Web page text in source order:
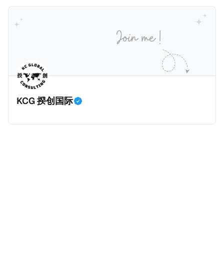
缴税款的记录。虽然他已经公开承认错误，但这一风波
已彻底重创其公众形象，导致多项高奢代言流产。不
过，他不至于被“封杀”，2026年5月15日Netflix的奇幻
动作喜剧《超能路人甲》正式上线，车银优在剧中饰演
主角之一李云情。 我们在这一篇文章将会基于网上信
息，剖析整个事情的来龙去脉。 请注意，由于车银优的
案例并无公开判决信息，网上信息不一定100%准确，
我们已经尽量采纳多方信息，争取以最客观的角度来推
家金融机构，并引致了多家机构被起诉，部分甚至因而
破产。这一篇文章将会结合Correctiv、经合组织、
amaBhungane等国际组织的报告及文章，来给大家剖
Cum，简单来说就是“带股息”或“含股息”。 一家上市公
司宣告了股息，但在股权登记日截止前未支付股息的期
间，就属于“带股息”。比如，中国银行在2025年12月5
日公告派股息每10股1.094元，而2025年12月10日为最
KCG 揆创国际